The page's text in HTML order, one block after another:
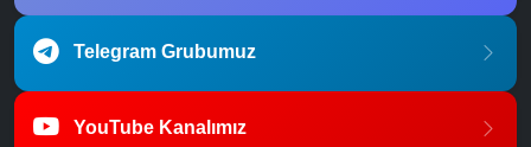
Telegram Grubumuz
YouTube Kanalımız